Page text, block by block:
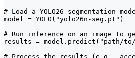
# Load a YOLO26 segmentation
model = YOLO("yolo26n-seg.pt")
# Run inference on an image to
results = model.predict("path/to/
# Process the results (e.g.,